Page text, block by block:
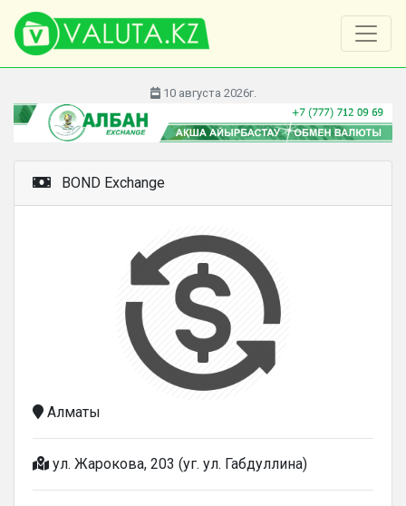
10 августа 2026г.
BOND Exchange
Алматы
ул. Жарокова, 203 (уг. ул. Габдуллина)